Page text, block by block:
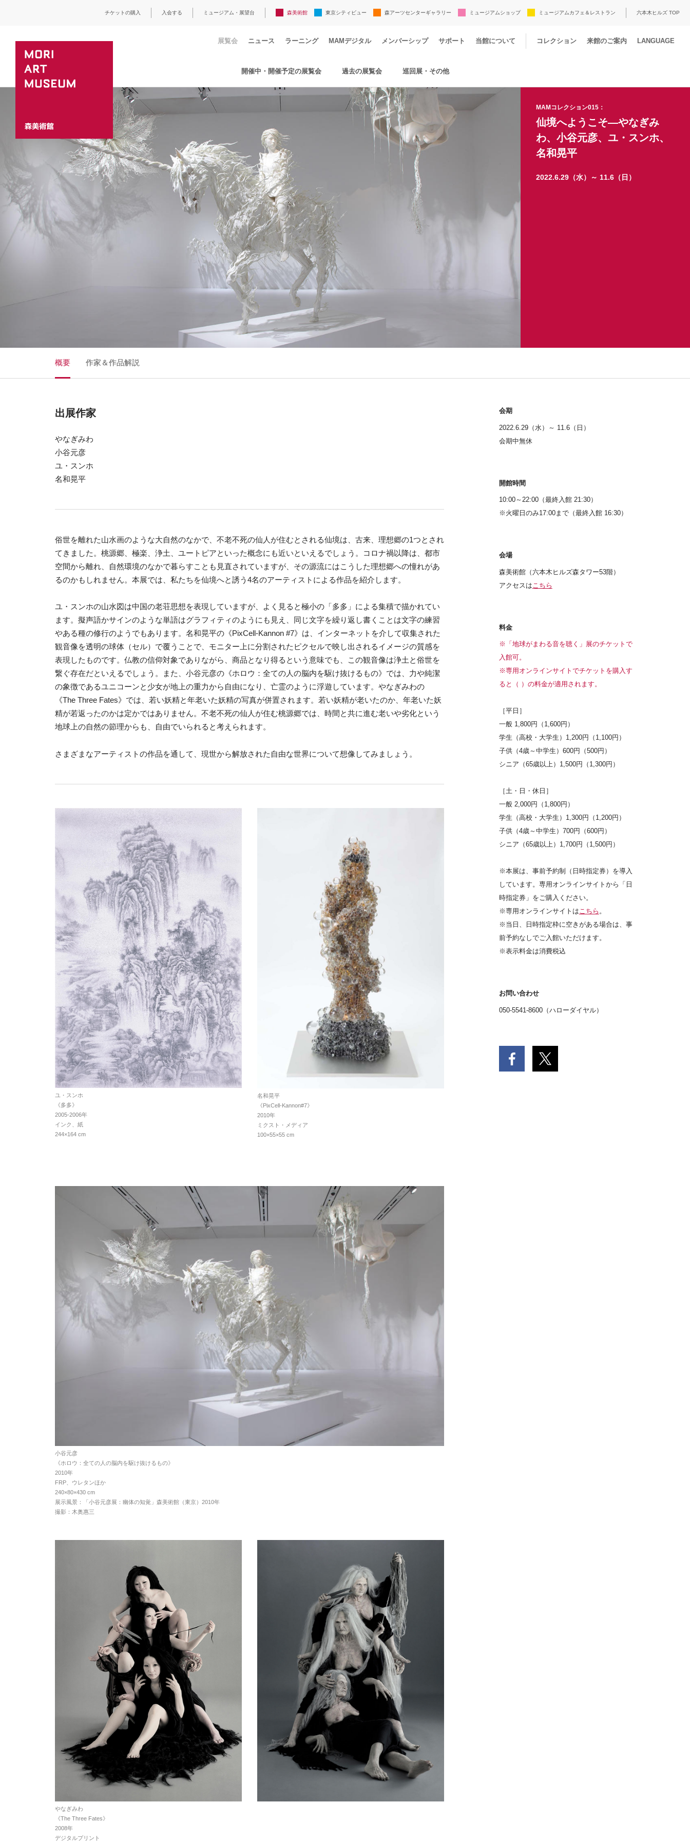
チケットの購入 入会する ミュージアム・展望台 森美術館 東京シティビュー 森アーツセンターギャラリー ミュージアムショップ ミュージアムカフェ＆レストラン 六本木ヒルズ TOP
展覧会 ニュース ラーニング MAMデジタル メンバーシップ サポート 当館について コレクション 来館のご案内 LANGUAGE
開催中・開催予定の展覧会 過去の展覧会 巡回展・その他
MAMコレクション015：
仙境へようこそ―やなぎみ
わ、小谷元彦、ユ・スンホ、
名和晃平
2022.6.29（水）～ 11.6（日）
概要 作家＆作品解説
出展作家
やなぎみわ
小谷元彦
ユ・スンホ
名和晃平
俗世を離れた山水画のような大自然のなかで、不老不死の仙人が住むとされる仙境は、古来、理想郷の1つとされ
てきました。桃源郷、極楽、浄土、ユートピアといった概念にも近いといえるでしょう。コロナ禍以降は、都市
空間から離れ、自然環境のなかで暮らすことも見直されていますが、その源流にはこうした理想郷への憧れがあ
るのかもしれません。本展では、私たちを仙境へと誘う4名のアーティストによる作品を紹介します。
ユ・スンホの山水図は中国の老荘思想を表現していますが、よく見ると極小の「多多」による集積で描かれてい
ます。擬声語かサインのような単語はグラフィティのようにも見え、同じ文字を繰り返し書くことは文字の練習
やある種の修行のようでもあります。名和晃平の《PixCell-Kannon #7》は、インターネットを介して収集された
観音像を透明の球体（セル）で覆うことで、モニター上に分割されたピクセルで映し出されるイメージの質感を
表現したものです。仏教の信仰対象でありながら、商品となり得るという意味でも、この観音像は浄土と俗世を
繋ぐ存在だといえるでしょう。また、小谷元彦の《ホロウ：全ての人の脳内を駆け抜けるもの》では、力や純潔
の象徴であるユニコーンと少女が地上の重力から自由になり、亡霊のように浮遊しています。やなぎみわの
《The Three Fates》では、若い妖精と年老いた妖精の写真が併置されます。若い妖精が老いたのか、年老いた妖
精が若返ったのかは定かではありません。不老不死の仙人が住む桃源郷では、時間と共に進む老いや劣化という
地球上の自然の節理からも、自由でいられると考えられます。
さまざまなアーティストの作品を通して、現世から解放された自由な世界について想像してみましょう。
ユ・スンホ
《多多》
2005-2006年
インク、紙
244×164 cm
名和晃平
《PixCell-Kannon#7》
2010年
ミクスト・メディア
100×55×55 cm
小谷元彦
《ホロウ：全ての人の脳内を駆け抜けるもの》
2010年
FRP、ウレタンほか
240×80×430 cm
展示風景：「小谷元彦展：幽体の知覚」森美術館（東京）2010年
撮影：木奥惠三
やなぎみわ
《The Three Fates》
2008年
デジタルプリント
会期
2022.6.29（水）～ 11.6（日）
会期中無休
開館時間
10:00～22:00（最終入館 21:30）
※火曜日のみ17:00まで（最終入館 16:30）
会場
森美術館（六本木ヒルズ森タワー53階）
アクセスは こちら
料金
※「地球がまわる音を聴く」展のチケットで
入館可。
※専用オンラインサイトでチケットを購入す
ると（ ）の料金が適用されます。
［平日］
一般 1,800円（1,600円）
学生（高校・大学生）1,200円（1,100円）
子供（4歳～中学生）600円（500円）
シニア（65歳以上）1,500円（1,300円）
［土・日・休日］
一般 2,000円（1,800円）
学生（高校・大学生）1,300円（1,200円）
子供（4歳～中学生）700円（600円）
シニア（65歳以上）1,700円（1,500円）
※本展は、事前予約制（日時指定券）を導入
しています。専用オンラインサイトから「日
時指定券」をご購入ください。
※専用オンラインサイトはこちら 。
※当日、日時指定枠に空きがある場合は、事
前予約なしでご入館いただけます。
※表示料金は消費税込
お問い合わせ
050-5541-8600（ハローダイヤル）